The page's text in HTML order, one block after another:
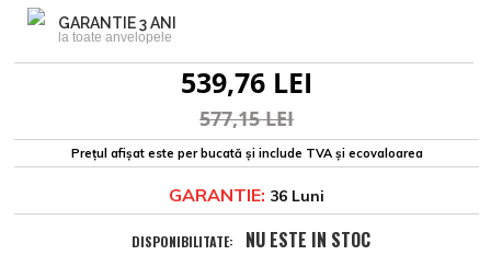
GARANTIE 3 ANI
la toate anvelopele
539,76 LEI
577,15 LEI
Prețul afișat este per bucată și include TVA și ecovaloarea
GARANTIE: 36 Luni
DISPONIBILITATE: NU ESTE IN STOC